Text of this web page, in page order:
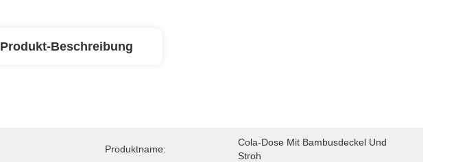
Produkt-Beschreibung
Produktname:
Cola-Dose Mit Bambusdeckel Und
Stroh